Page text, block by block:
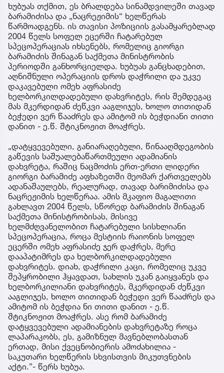
ხუბუას თქმით, ეს ბრალდება სინამდვილეში თავად
ბარამიძისა და „ნაცრეჟიმის“ ხელწერას
წარმოადგენს. ის თავისი პოზიციის გასამყარებლად
2004 წელს სოფელ ეცერში ჩატარებულ
სპეცოპერაციას იხსენებს, რომელიც გიორგი
ბარამიძის შინაგან საქმეთა მინისტრობის
პერიოდში განხორციელდა. ხუბუას განცხადებით,
აღნიშნული ოპერაციის დროს დაჭრილი და უკვე
დაკავებული ომეხ აფრასიძე
ხელბორკილდადებული დახვრიტეს, რის შემდეგაც
მას მკერდიდან ძეწკვი ააგლიჯეს, ხოლო თითიდან
ბეჭედი ვერ წააძრეს და ამიტომ ის ბეჭდიანი თითი
დანით - ე.წ. შტიკნოჟით მოაჭრეს.
„დატყვევებული, განიარაღებული, წინააღმდეგობის
გაწევის საშუალებაწართმეული ადამიანის
დახვრეტა, რაშიც ნაცმოძის ერთ-ერთი ლიდერი
გიორგი ბარამიძე აფხაზეთში მეომარ ქართველებს
ადანაშაულებს, რეალურად, თავად ბარიმიძისა და
ნაცრეჟიმის ხელწერაა. ამის მკაფიო მაგალითი
გახლავთ 2004 წელს, სწორედ ბარამიძის შინაგან
საქმეთა მინისტრობისას, მისივე
ხელმძღვანელობით ჩატარებული სისხლიანი
სპეცოპერაცია, როცა მესტიის რაიონის სოფელ
ეცერში ომეხ აფრასიძე ჯერ დაჭრეს, მერე
დააპატიმრეს და ხელბორკილდადებული
დახვრიტეს. დიახ, დაჭრილი კაცი, რომელიც უკვე
შეპყრობილი ჰყავდათ, სახლის უკან გაიყვანეს და
ხელბორკილიანი დახვრიტეს, მკერდიდან ძეწკვი
ააგლიჯეს, ხოლო თითიდან ბეჭედი ვერ წააძრეს და
ამიტომ ის ბეჭდია ნი თითი დანით - ე.წ.
შტიკნოჟით მოაჭრეს. ასე რომ ბარამიძე
დატყვევებული ადამიანების დახვრეტაზე როცა
ლაპარაკობს, ეს, გამიზნულ მავნებლობასთან
ერთად, მისი ქვეცნობიერის ამოძახილია -
საკუთარი ხელწერის სხვისთვის მიკუთვნების
აქტი.”- წერს ხუბუა.